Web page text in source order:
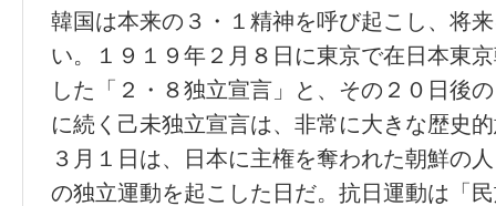
韓国は本来の３・１精神を呼び起こし、将
い。１９１９年２月８日に東京で在日本東
した「２・８独立宣言」と、その２０日後
に続く己未独立宣言は、非常に大きな歴史
３月１日は、日本に主権を奪われた朝鮮の
の独立運動を起こした日だ。抗日運動は「